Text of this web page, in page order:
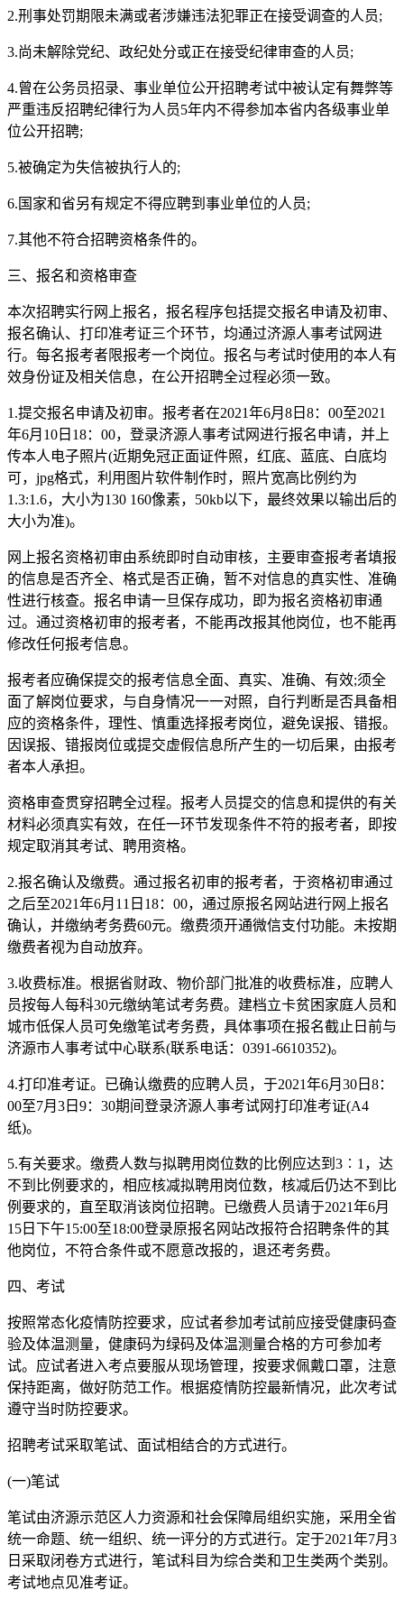
2.刑事处罚期限未满或者涉嫌违法犯罪正在接受调查的人员;
3.尚未解除党纪、政纪处分或正在接受纪律审查的人员;
4.曾在公务员招录、事业单位公开招聘考试中被认定有舞弊等
严重违反招聘纪律行为人员5年内不得参加本省内各级事业单
位公开招聘;
5.被确定为失信被执行人的;
6.国家和省另有规定不得应聘到事业单位的人员;
7.其他不符合招聘资格条件的。
三、报名和资格审查
本次招聘实行网上报名，报名程序包括提交报名申请及初审、
报名确认、打印准考证三个环节，均通过济源人事考试网进
行。每名报考者限报考一个岗位。报名与考试时使用的本人有
效身份证及相关信息，在公开招聘全过程必须一致。
1.提交报名申请及初审。报考者在2021年6月8日8：00至2021
年6月10日18：00，登录济源人事考试网进行报名申请，并上
传本人电子照片(近期免冠正面证件照，红底、蓝底、白底均
可，jpg格式，利用图片软件制作时，照片宽高比例约为
1.3:1.6，大小为130 160像素，50kb以下，最终效果以输出后的
大小为准)。
网上报名资格初审由系统即时自动审核，主要审查报考者填报
的信息是否齐全、格式是否正确，暂不对信息的真实性、准确
性进行核查。报名申请一旦保存成功，即为报名资格初审通
过。通过资格初审的报考者，不能再改报其他岗位，也不能再
修改任何报考信息。
报考者应确保提交的报考信息全面、真实、准确、有效;须全
面了解岗位要求，与自身情况一一对照，自行判断是否具备相
应的资格条件，理性、慎重选择报考岗位，避免误报、错报。
因误报、错报岗位或提交虚假信息所产生的一切后果，由报考
者本人承担。
资格审查贯穿招聘全过程。报考人员提交的信息和提供的有关
材料必须真实有效，在任一环节发现条件不符的报考者，即按
规定取消其考试、聘用资格。
2.报名确认及缴费。通过报名初审的报考者，于资格初审通过
之后至2021年6月11日18：00，通过原报名网站进行网上报名
确认，并缴纳考务费60元。缴费须开通微信支付功能。未按期
缴费者视为自动放弃。
3.收费标准。根据省财政、物价部门批准的收费标准，应聘人
员按每人每科30元缴纳笔试考务费。建档立卡贫困家庭人员和
城市低保人员可免缴笔试考务费，具体事项在报名截止日前与
济源市人事考试中心联系(联系电话：0391-6610352)。
4.打印准考证。已确认缴费的应聘人员，于2021年6月30日8：
00至7月3日9：30期间登录济源人事考试网打印准考证(A4
纸)。
5.有关要求。缴费人数与拟聘用岗位数的比例应达到3︰1，达
不到比例要求的，相应核减拟聘用岗位数，核减后仍达不到比
例要求的，直至取消该岗位招聘。已缴费人员请于2021年6月
15日下午15:00至18:00登录原报名网站改报符合招聘条件的其
他岗位，不符合条件或不愿意改报的，退还考务费。
四、考试
按照常态化疫情防控要求，应试者参加考试前应接受健康码查
验及体温测量，健康码为绿码及体温测量合格的方可参加考
试。应试者进入考点要服从现场管理，按要求佩戴口罩，注意
保持距离，做好防范工作。根据疫情防控最新情况，此次考试
遵守当时防控要求。
招聘考试采取笔试、面试相结合的方式进行。
(一)笔试
笔试由济源示范区人力资源和社会保障局组织实施，采用全省
统一命题、统一组织、统一评分的方式进行。定于2021年7月3
日采取闭卷方式进行，笔试科目为综合类和卫生类两个类别。
考试地点见准考证。